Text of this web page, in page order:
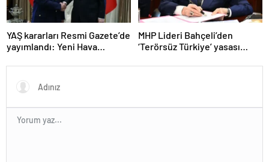
YAŞ kararları Resmi Gazete’de
yayımlandı: Yeni Hava
Orgeneral Rafet Dalkıran
MHP Lideri Bahçeli’den
‘Terörsüz Türkiye’ yasası